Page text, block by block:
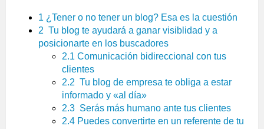
1 ¿Tener o no tener un blog? Esa es la cuestión
2 Tu blog te ayudará a ganar visiblidad y a
posicionarte en los buscadores
2.1 Comunicación bidireccional con tus
clientes
2.2 Tu blog de empresa te obliga a estar
informado y «al día»
2.3 Serás más humano ante tus clientes
2.4 Puedes convertirte en un referente de tu